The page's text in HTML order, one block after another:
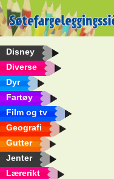
Disney
Diverse
Dyr
Fartøy
Film og tv
Geografi
Gutter
Jenter
Lærerikt